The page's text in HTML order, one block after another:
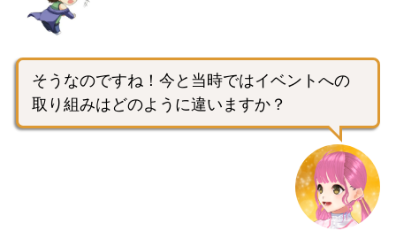
そうなのですね！今と当時ではイベントへの
取り組みはどのように違いますか？